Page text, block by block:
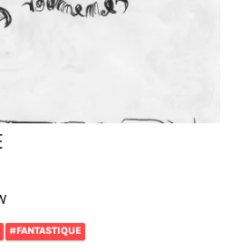
#FANTASTIQUE